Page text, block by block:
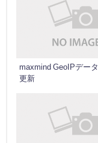
maxmind GeoIPデー
更新